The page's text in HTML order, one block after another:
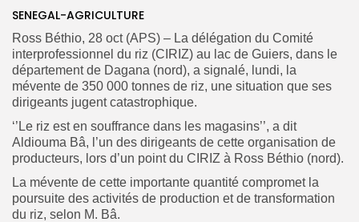
for:
FR
SENEGAL-AGRICULTURE
Ross Béthio, 28 oct (APS) – La délégation du Comité
interprofessionnel du riz (CIRIZ) au lac de Guiers, dans le
département de Dagana (nord), a signalé, lundi, la
mévente de 350 000 tonnes de riz, une situation que ses
dirigeants jugent catastrophique.
‘’Le riz est en souffrance dans les magasins’’, a dit
Aldiouma Bâ, l’un des dirigeants de cette organisation de
producteurs, lors d’un point du CIRIZ à Ross Béthio (nord).
La mévente de cette importante quantité compromet la
poursuite des activités de production et de transformation
du riz, selon M. Bâ.